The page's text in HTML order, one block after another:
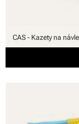
CAS - Kazety na